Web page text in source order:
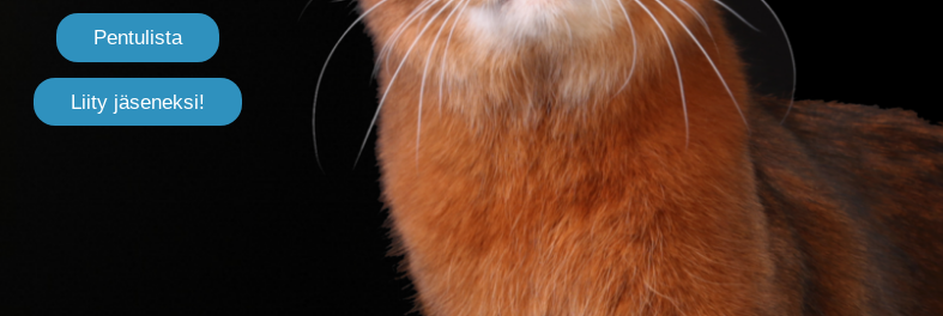
Pentulista
Liity jäseneksi!